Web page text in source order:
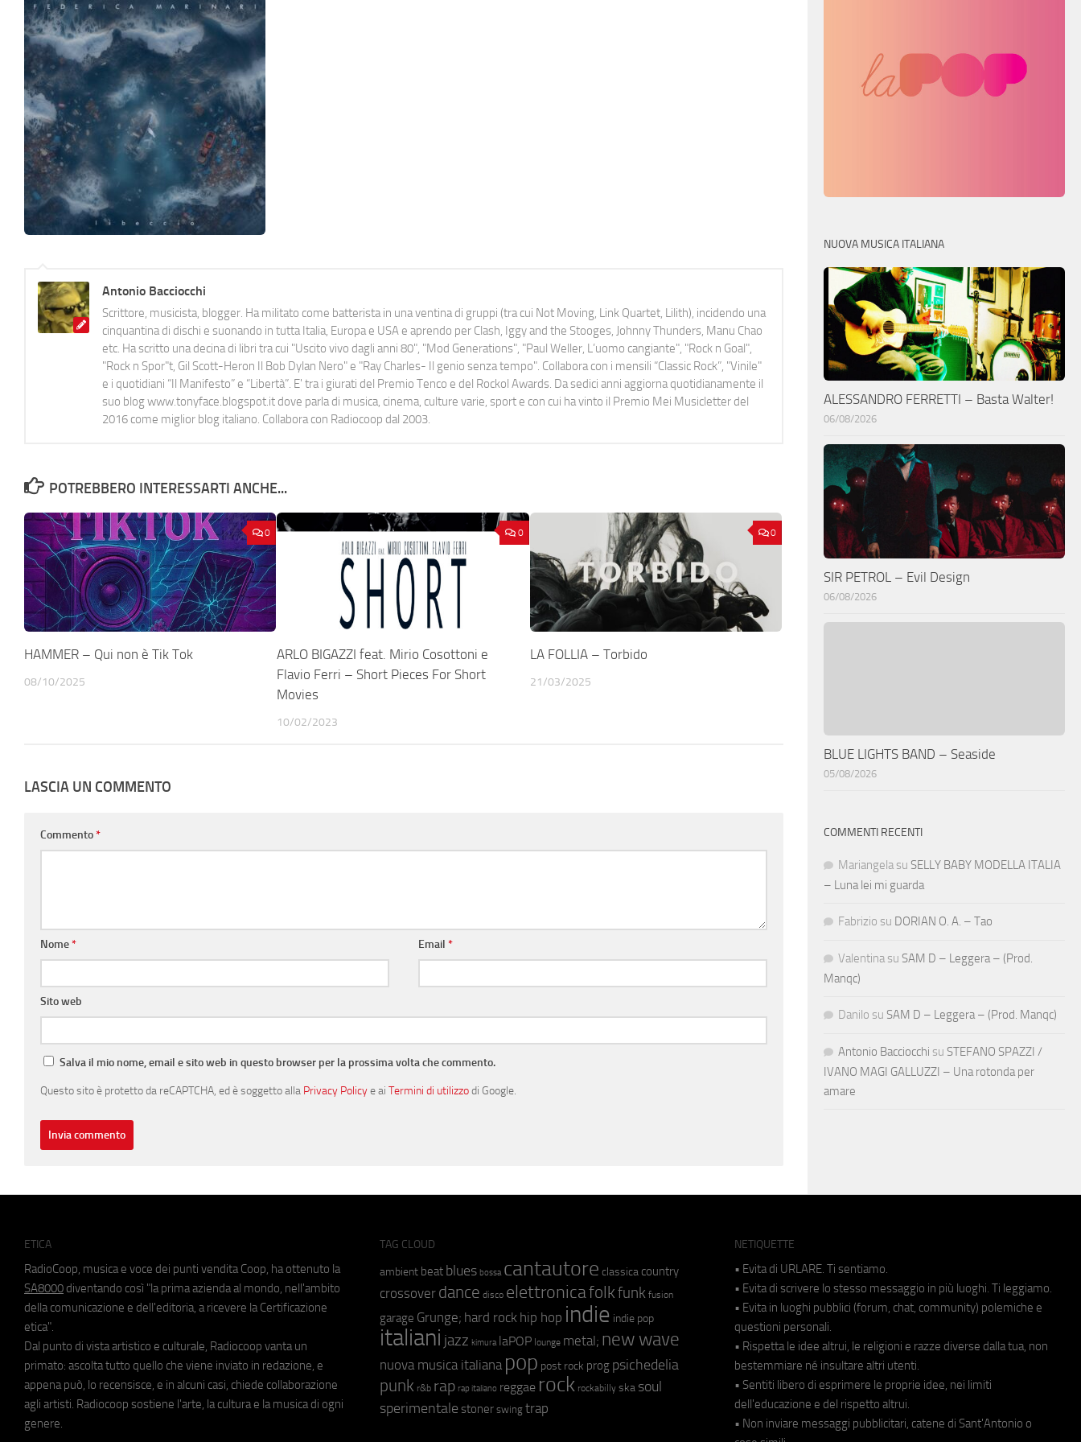
Antonio Bacciocchi
Scrittore, musicista, blogger. Ha militato come batterista in una ventina di gruppi (tra cui Not Moving, Link Quartet, Lilith), incidendo una
cinquantina di dischi e suonando in tutta Italia, Europa e USA e aprendo per Clash, Iggy and the Stooges, Johnny Thunders, Manu Chao
etc. Ha scritto una decina di libri tra cui "Uscito vivo dagli anni 80", "Mod Generations", "Paul Weller, L’uomo cangiante", "Rock n Goal",
"Rock n Spor"t, Gil Scott-Heron Il Bob Dylan Nero" e "Ray Charles- Il genio senza tempo". Collabora con i mensili “Classic Rock”, "Vinile"
e i quotidiani “Il Manifesto” e “Libertà”. E' tra i giurati del Premio Tenco e del Rockol Awards. Da sedici anni aggiorna quotidianamente il
suo blog www.tonyface.blogspot.it dove parla di musica, cinema, culture varie, sport e con cui ha vinto il Premio Mei Musicletter del
2016 come miglior blog italiano. Collabora con Radiocoop dal 2003.
POTREBBERO INTERESSARTI ANCHE...
0
HAMMER – Qui non è Tik Tok
08/10/2025
0
ARLO BIGAZZI feat. Mirio Cosottoni e
Flavio Ferri – Short Pieces For Short
Movies
10/02/2023
0
LA FOLLIA – Torbido
21/03/2025
LASCIA UN COMMENTO
Commento*
Nome* Email*
Sito web
Salva il mio nome, email e sito web in questo browser per la prossima volta che commento.
Questo sito è protetto da reCAPTCHA, ed è soggetto alla Privacy Policye ai Termini di utilizzodi Google.
NUOVA MUSICA ITALIANA
ALESSANDRO FERRETTI – Basta Walter!
06/08/2026
SIR PETROL – Evil Design
06/08/2026
BLUE LIGHTS BAND – Seaside
05/08/2026
COMMENTI RECENTI
Mariangela su SELLY BABY MODELLA ITALIA
– Luna lei mi guarda
Fabrizio su DORIAN O. A. – Tao
Valentina su SAM D – Leggera – (Prod.
Manqc)
Danilo su SAM D – Leggera – (Prod. Manqc)
Antonio Bacciocchi su STEFANO SPAZZI /
IVANO MAGI GALLUZZI – Una rotonda per
amare
ETICA
RadioCoop, musica e voce dei punti vendita Coop, ha ottenuto la
SA8000 diventando così "la prima azienda al mondo, nell'ambito
della comunicazione e dell'editoria, a ricevere la Certificazione
etica".
Dal punto di vista artistico e culturale, Radiocoop vanta un
primato: ascolta tutto quello che viene inviato in redazione, e
appena può, lo recensisce, e in alcuni casi, chiede collaborazione
agli artisti. Radiocoop sostiene l'arte, la cultura e la musica di ogni
genere.
TAG CLOUD
ambient beat blues bossa cantautore classica country
crossover dance disco elettronicafolkfunk fusion
garage Grunge; hard rock hip hop indie indie pop
italiani jazz kimura laPOP lounge metal; new wave
nuova musica italiana pop post rock prog psichedelia
punk r&b rap rap italiano reggae rock rockabilly ska soul
sperimentale stoner swing trap
NETIQUETTE
• Evita di URLARE. Ti sentiamo.
• Evita di scrivere lo stesso messaggio in più luoghi. Ti leggiamo.
• Evita in luoghi pubblici (forum, chat, community) polemiche e
questioni personali.
• Rispetta le idee altrui, le religioni e razze diverse dalla tua, non
bestemmiare né insultare altri utenti.
• Sentiti libero di esprimere le proprie idee, nei limiti
dell'educazione e del rispetto altrui.
• Non inviare messaggi pubblicitari, catene di Sant'Antonio o